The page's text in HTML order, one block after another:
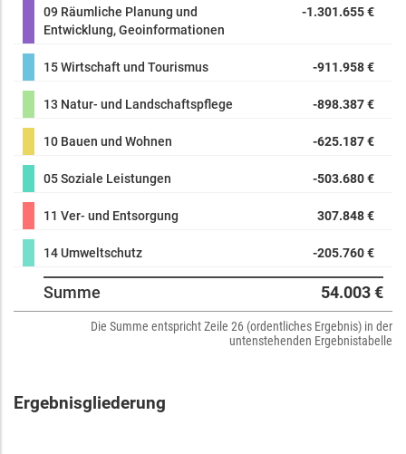
09 Räumliche Planung und
Entwicklung, Geoinformationen
-1.301.655 €
15 Wirtschaft und Tourismus -911.958 €
13 Natur- und Landschaftspflege -898.387 €
10 Bauen und Wohnen -625.187 €
05 Soziale Leistungen -503.680 €
11 Ver- und Entsorgung 307.848 €
14 Umweltschutz -205.760 €
Summe 54.003 €
Die Summe entspricht Zeile 26 (ordentliches Ergebnis) in der
untenstehenden Ergebnistabelle
Ergebnisgliederung